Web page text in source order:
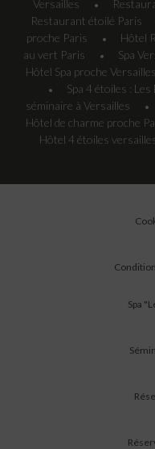
Versailles
•
Restaurant étoilé Paris
proche Paris
• Hôtel
au vert Paris
• Spa
Hôtel Spa proche Versailles
• Spa 4 étoiles :
séminaire à Versailles
•
Hôtel de charme proche
Hôtel 4 étoiles
Spa